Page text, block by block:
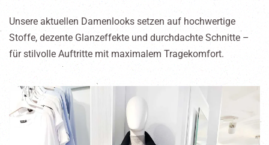
Unsere aktuellen Damenlooks setzen auf hochwertige
Stoffe, dezente Glanzeffekte und durchdachte Schnitte –
für stilvolle Auftritte mit maximalem Tragekomfort.